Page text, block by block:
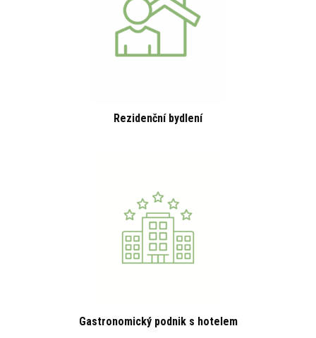
Rezidenční bydlení
Gastronomický podnik s hotelem